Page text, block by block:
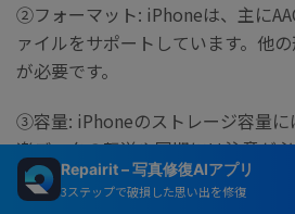
Repairit – 写真修復AIアプリ
3ステップで破損した思い出を修復
②フォーマット: iPhoneは、主に
ァイルをサポートしています。他
が必要です。
③容量: iPhoneのストレージ容量に
楽データの転送や同期には注意が